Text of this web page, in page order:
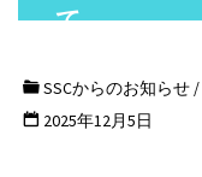
デ
ト
サ
て
SSCからのお知らせ/
2025年12月5日